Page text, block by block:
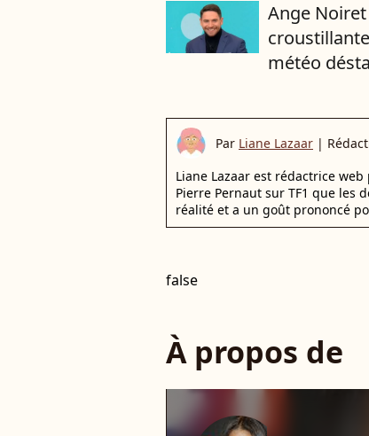
Ange
météo
Par Liane Lazaar |
Liane Lazaar est rédactrice
Pierre Pernaut sur TF1 que les
réalité et a un goût prononcé
false
À propos de